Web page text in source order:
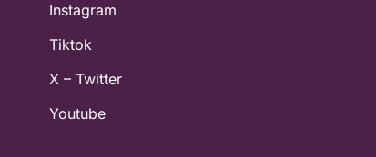
Instagram
Tiktok
X – Twitter
Youtube